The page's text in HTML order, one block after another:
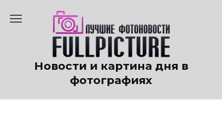
содержанию
Новости и картина дня в
фотографиях